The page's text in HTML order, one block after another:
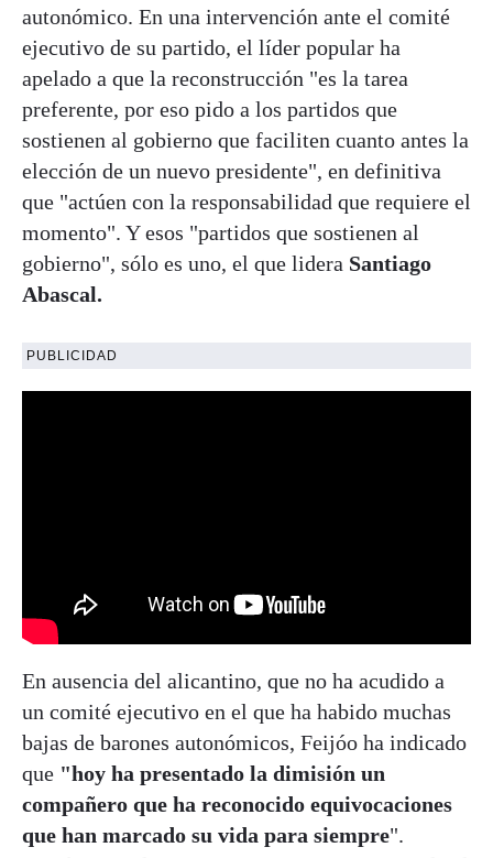
autonómico. En una intervención ante el comité
ejecutivo de su partido, el líder popular ha
apelado a que la reconstrucción "es la tarea
preferente, por eso pido a los partidos que
sostienen al gobierno que faciliten cuanto antes la
elección de un nuevo presidente", en definitiva
que "actúen con la responsabilidad que requiere el
momento". Y esos "partidos que sostienen al
gobierno", sólo es uno, el que lidera Santiago
Abascal.
PUBLICIDAD
En ausencia del alicantino, que no ha acudido a
un comité ejecutivo en el que ha habido muchas
bajas de barones autonómicos, Feijóo ha indicado
que "hoy ha presentado la dimisión un
compañero que ha reconocido equivocaciones
que han marcado su vida para siempre".